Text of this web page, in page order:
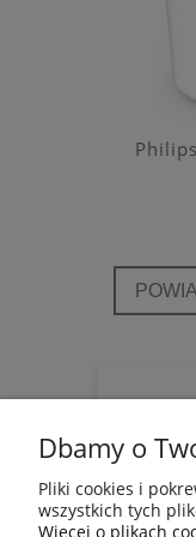
Jak
Pytania
Dbamy o
Pliki cookies i
wszystkich tych
Więcej o plikach